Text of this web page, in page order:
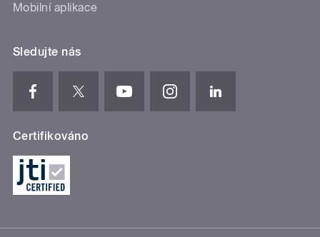
Mobilní aplikace
Sledujte nás
Certifikováno